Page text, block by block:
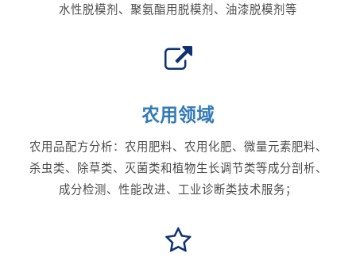
水性脱模剂、聚氨酯用脱模剂、油漆脱模剂等
农用领域
农用品配方分析：农用肥料、农用化肥、微量元素肥料、
杀虫类、除草类、灭菌类和植物生长调节类等成分剖析、
成分检测、性能改进、工业诊断类技术服务；